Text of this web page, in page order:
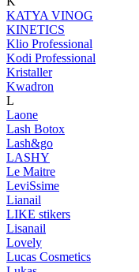
KATYA VINOG
KINETICS
Klio Professional
Kodi Professional
Kristaller
Kwadron
L
Laone
Lash Botox
Lash&go
LASHY
Le Maitre
LeviSsime
Lianail
LIKE stikers
Lisanail
Lovely
Lucas Cosmetics